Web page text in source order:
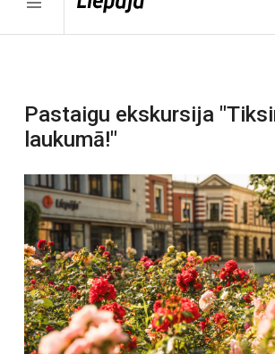
Pastaigu ekskursija
laukumā!"